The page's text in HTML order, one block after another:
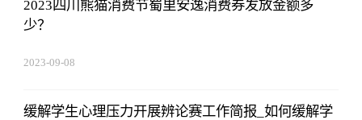
2023四川熊猫消费节蜀里安逸消费券发放金额多
少？
2023-09-08
缓解学生心理压力开展辨论赛工作简报_如何缓解学